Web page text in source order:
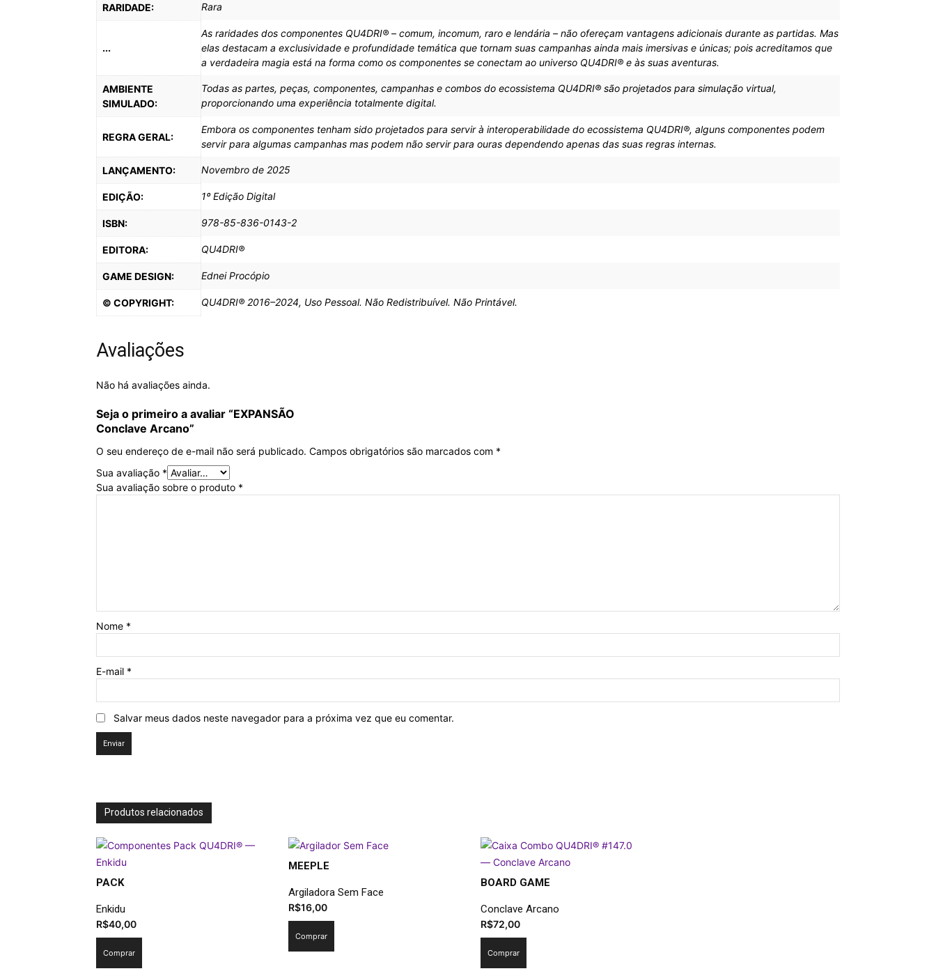
RARIDADE: Rara
...
As raridades dos componentes QU4DRI® – comum, incomum, raro e lendária – não ofereçam vantagens adicionais durante as partidas. Mas
elas destacam a exclusividade e profundidade temática que tornam suas campanhas ainda mais imersivas e únicas; pois acreditamos que
a verdadeira magia está na forma como os componentes se conectam ao universo QU4DRI® e às suas aventuras.
AMBIENTE
SIMULADO:
Todas as partes, peças, componentes, campanhas e combos do ecossistema QU4DRI® são projetados para simulação virtual,
proporcionando uma experiência totalmente digital.
REGRA GERAL:
Embora os componentes tenham sido projetados para servir à interoperabilidade do ecossistema QU4DRI®, alguns componentes podem
servir para algumas campanhas mas podem não servir para ouras dependendo apenas das suas regras internas.
LANÇAMENTO: Novembro de 2025
EDIÇÃO: 1º Edição Digital
ISBN: 978-85-836-0143-2
EDITORA: QU4DRI®
GAME DESIGN: Ednei Procópio
© COPYRIGHT: QU4DRI® 2016–2024, Uso Pessoal. Não Redistribuível. Não Printável.
Avaliações
Não há avaliações ainda.
Seja o primeiro a avaliar “EXPANSÃO
Conclave Arcano”
O seu endereço de e-mail não será publicado. Campos obrigatórios são marcados com *
Sua avaliação *
Sua avaliação sobre o produto *
Nome *
E-mail *
Salvar meus dados neste navegador para a próxima vez que eu comentar.
Produtos relacionados
PACK
Enkidu
R$40,00
Comprar
MEEPLE
Argiladora Sem Face
R$16,00
Comprar
BOARD GAME
Conclave Arcano
R$72,00
Comprar